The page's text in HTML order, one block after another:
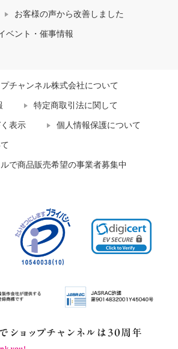
お客様の声から改善しました
ベント・催事情報
チャンネル株式会社について
特定商取引法に関して
表示 個人情報保護について
で商品販売希望の事業者募集中